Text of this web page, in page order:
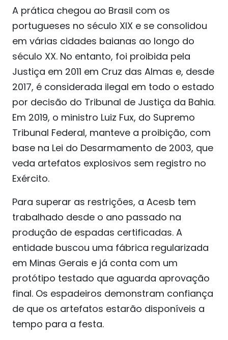
A prática chegou ao Brasil com os
portugueses no século XIX e se consolidou
em várias cidades baianas ao longo do
século XX. No entanto, foi proibida pela
Justiça em 2011 em Cruz das Almas e, desde
2017, é considerada ilegal em todo o estado
por decisão do Tribunal de Justiça da Bahia.
Em 2019, o ministro Luiz Fux, do Supremo
Tribunal Federal, manteve a proibição, com
base na Lei do Desarmamento de 2003, que
veda artefatos explosivos sem registro no
Exército.
Para superar as restrições, a Acesb tem
trabalhado desde o ano passado na
produção de espadas certificadas. A
entidade buscou uma fábrica regularizada
em Minas Gerais e já conta com um
protótipo testado que aguarda aprovação
final. Os espadeiros demonstram confiança
de que os artefatos estarão disponíveis a
tempo para a festa.